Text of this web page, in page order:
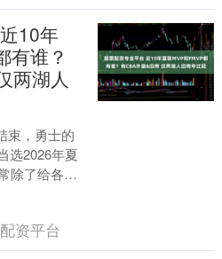
10年
有谁？
两湖人
束，勇士的
选2026年夏
除了给各队
也是许多
资平台